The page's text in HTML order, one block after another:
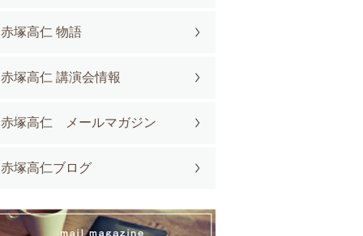
赤塚高仁 物語
赤塚高仁 講演会情報
赤塚高仁 メールマガジン
赤塚高仁ブログ